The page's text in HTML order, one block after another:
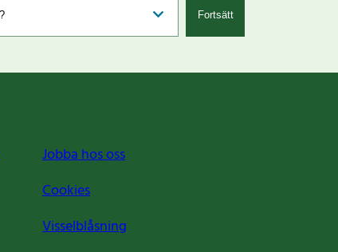
Fortsätt
Jobba hos oss
Cookies
Visselblåsning